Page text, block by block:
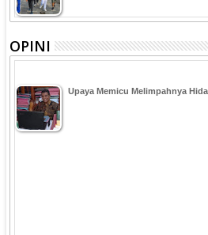
OPINI
Upaya Memicu Melimpahnya